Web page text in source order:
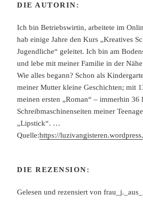
DIE AUTORIN:
Ich bin Betriebswirtin, arbeitete im
hab einige Jahre den Kurs „Kreatives
Jugendliche“ geleitet. Ich bin am
und lebe mit meiner Familie in der
Wie alles begann? Schon als
meiner Mutter kleine Geschichten; mit
meinen ersten „Roman“ – immerhin 36
Schreibmaschinenseiten meiner
„Lipstick“. …
Quelle:https://
DIE REZENSION:
Gelesen und rezensiert von